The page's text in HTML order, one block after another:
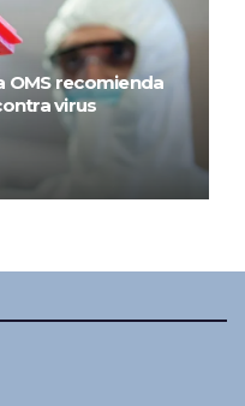
OMS recomienda
virus